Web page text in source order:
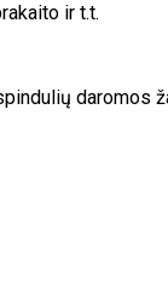
ir t.t.
daromos